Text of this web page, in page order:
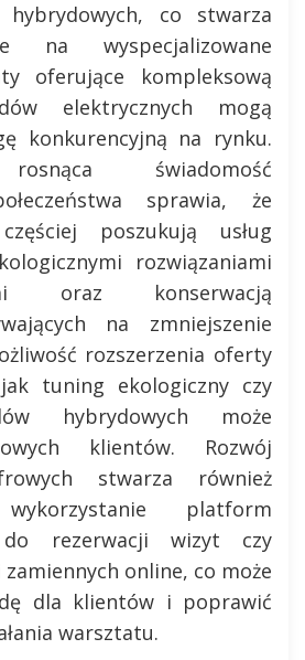
co stwarza
na wyspecjalizowane
oferujące kompleksową
elektrycznych mogą
konkurencyjną na rynku.
świadomość
sprawia, że
poszukują usług
rozwiązaniami
oraz konserwacją
na zmniejszenie
rozszerzenia oferty
tuning ekologiczny czy
hybrydowych może
klientów. Rozwój
stwarza również
platform
do rezerwacji wizyt czy
zamiennych online, co może
dla klientów i poprawić
warsztatu.